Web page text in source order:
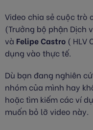
Video chia sẻ cuộc trò
(Trưởng bộ phận Dịch
và Felipe Castro( HLV
dụng vào thực tế.
Dù bạn đang nghiên
nhóm của mình hay
hoặc tìm kiếm các ví
muốn bỏ lỡ video này.